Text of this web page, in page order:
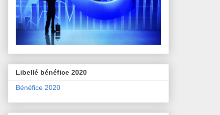
Libellé bénéfice 2020
Bénéfice 2020